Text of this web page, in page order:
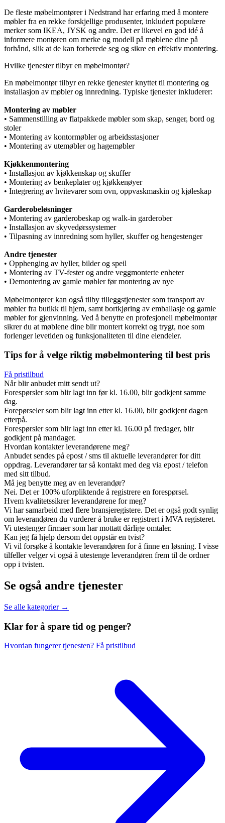
De fleste møbelmontører i Nedstrand har erfaring med å montere
møbler fra en rekke forskjellige produsenter, inkludert populære
merker som IKEA, JYSK og andre. Det er likevel en god idé å
informere montøren om merke og modell på møblene dine på
forhånd, slik at de kan forberede seg og sikre en effektiv montering.
Hvilke tjenester tilbyr en møbelmontør?
En møbelmontør tilbyr en rekke tjenester knyttet til montering og
installasjon av møbler og innredning. Typiske tjenester inkluderer:
Montering av møbler
• Sammenstilling av flatpakkede møbler som skap, senger, bord og
stoler
• Montering av kontormøbler og arbeidsstasjoner
• Montering av utemøbler og hagemøbler
Kjøkkenmontering
• Installasjon av kjøkkenskap og skuffer
• Montering av benkeplater og kjøkkenøyer
• Integrering av hvitevarer som ovn, oppvaskmaskin og kjøleskap
Garderobeløsninger
• Montering av garderobeskap og walk-in garderober
• Installasjon av skyvedørssystemer
• Tilpasning av innredning som hyller, skuffer og hengestenger
Andre tjenester
• Opphenging av hyller, bilder og speil
• Montering av TV-fester og andre veggmonterte enheter
• Demontering av gamle møbler før montering av nye
Møbelmontører kan også tilby tilleggstjenester som transport av
møbler fra butikk til hjem, samt bortkjøring av emballasje og gamle
møbler for gjenvinning. Ved å benytte en profesjonell møbelmontør
sikrer du at møblene dine blir montert korrekt og trygt, noe som
forlenger levetiden og funksjonaliteten til dine eiendeler.
Tips for å velge riktig møbelmontering til best pris
Få pristilbud
Når blir anbudet mitt sendt ut?
Forespørsler som blir lagt inn før kl. 16.00, blir godkjent samme
dag.
Forepørseler som blir lagt inn etter kl. 16.00, blir godkjent dagen
etterpå.
Forespørsler som blir lagt inn etter kl. 16.00 på fredager, blir
godkjent på mandager.
Hvordan kontakter leverandørene meg?
Anbudet sendes på epost / sms til aktuelle leverandører for ditt
oppdrag. Leverandører tar så kontakt med deg via epost / telefon
med sitt tilbud.
Må jeg benytte meg av en leverandør?
Nei. Det er 100% uforpliktende å registrere en forespørsel.
Hvem kvalitetssikrer leverandørene for meg?
Vi har samarbeid med flere bransjeregistere. Det er også godt synlig
om leverandøren du vurderer å bruke er registrert i MVA registeret.
Vi utestenger firmaer som har mottatt dårlige omtaler.
Kan jeg få hjelp dersom det oppstår en tvist?
Vi vil forsøke å kontakte leverandøren for å finne en løsning. I visse
tilfeller velger vi også å utestenge leverandøren frem til de ordner
opp i tvisten.
Se også andre tjenester
Se alle kategorier →
Klar for å spare tid og penger?
Hvordan fungerer tjenesten? Få pristilbud